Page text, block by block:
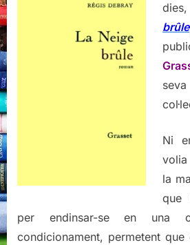
brûle
Ni
la
que
per endinsar-se en una
condicionament, permetent que